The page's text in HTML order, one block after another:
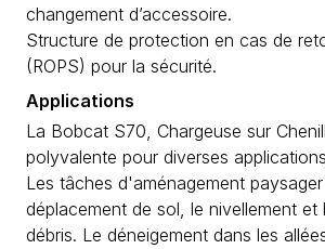
changement d’accessoire.
Structure de protection en cas de
(ROPS) pour la sécurité.
Applications
La Bobcat S70, Chargeuse sur
polyvalente pour diverses
Les tâches d'aménagement
déplacement de sol, le nivellement
débris. Le déneigement dans les